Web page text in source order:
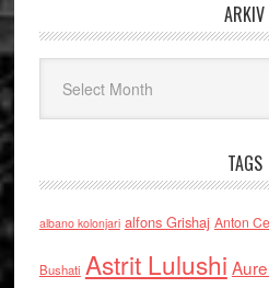
ARKIV
TAGS
albano kolonjari alfons Grishaj Anton
Bushati Astrit Lulushi